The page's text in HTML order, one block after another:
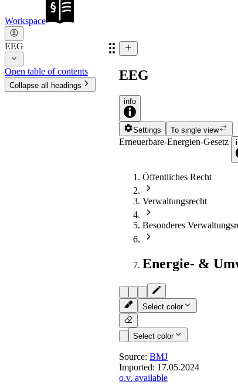
Workspace
EEG
Open table of contents
Collapse all headings
EEG
info
Settings To single view
Erneuerbare-Energien-Gesetz
Öffentliches Recht
Verwaltungsrecht
Besonderes
Energie- &
Select color
Select color
§ 36h- Anzulegender
Source:BMJ
Imported: 17.05.2024
o.v. available